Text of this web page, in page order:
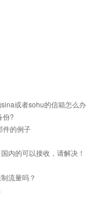
或者sohu的信箱怎么办
份?
件的例子
内的可以接收，请解决！
流量吗？